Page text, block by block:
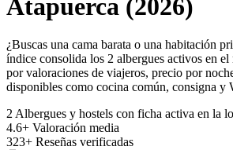
Atapuerca (2026)
¿Buscas una cama barata o una habitación
índice consolida los 2 albergues activos en
por valoraciones de viajeros, precio por
disponibles como cocina común, consigna y
2 Albergues y hostels con ficha activa en la
4.6+ Valoración media
323+ Reseñas verificadas